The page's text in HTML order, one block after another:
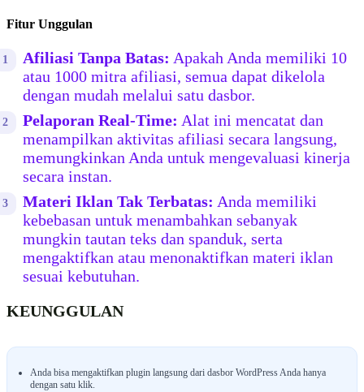
Fitur Unggulan
Afiliasi Tanpa Batas: Apakah Anda memiliki 10
atau 1000 mitra afiliasi, semua dapat dikelola
dengan mudah melalui satu dasbor.
Pelaporan Real-Time: Alat ini mencatat dan
menampilkan aktivitas afiliasi secara langsung,
memungkinkan Anda untuk mengevaluasi kinerja
secara instan.
Materi Iklan Tak Terbatas: Anda memiliki
kebebasan untuk menambahkan sebanyak
mungkin tautan teks dan spanduk, serta
mengaktifkan atau menonaktifkan materi iklan
sesuai kebutuhan.
KEUNGGULAN
Anda bisa mengaktifkan plugin langsung dari dasbor WordPress Anda hanya
dengan satu klik.